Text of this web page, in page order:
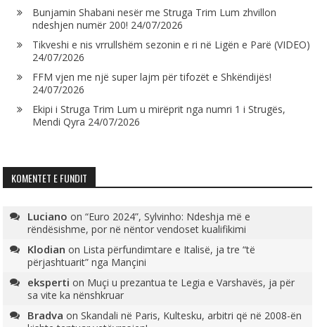
Bunjamin Shabani nesër me Struga Trim Lum zhvillon
ndeshjen numër 200! 24/07/2026
Tikveshi e nis vrrullshëm sezonin e ri në Ligën e Parë (VIDEO)
24/07/2026
FFM vjen me një super lajm për tifozët e Shkëndijës!
24/07/2026
Ekipi i Struga Trim Lum u mirëprit nga numri 1 i Strugës,
Mendi Qyra 24/07/2026
KOMENTET E FUNDIT
Luciano on“Euro 2024”, Sylvinho: Ndeshja më e
rëndësishme, por në nëntor vendoset kualifikimi
Klodian on Lista përfundimtare e Italisë, ja tre “të
përjashtuarit” nga Mançini
eksperti on Muçi u prezantua te Legia e Varshavës, ja për
sa vite ka nënshkruar
Bradva onSkandali në Paris, Kultesku, arbitri që në 2008-ën